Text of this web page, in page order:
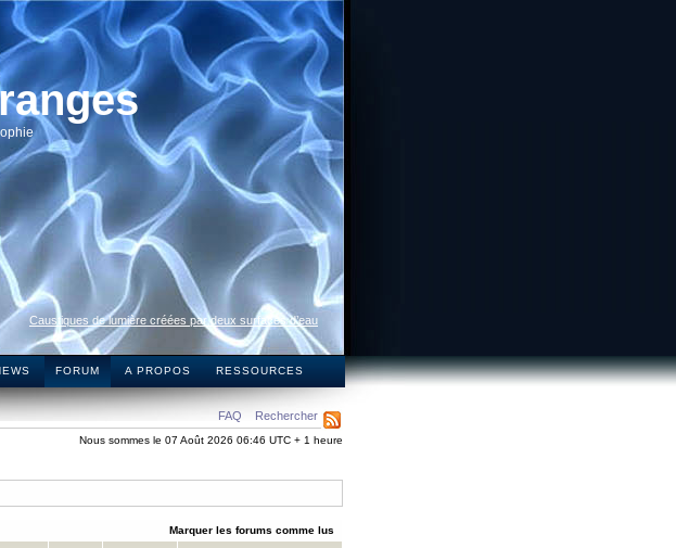
Caustiques de lumière créées par deux surfaces d’eau
FORUM A PROPOS RESSOURCES
FAQ Rechercher
Nous sommes le 07 Août 2026 06:46 UTC + 1 heure
Marquer les forums comme lus